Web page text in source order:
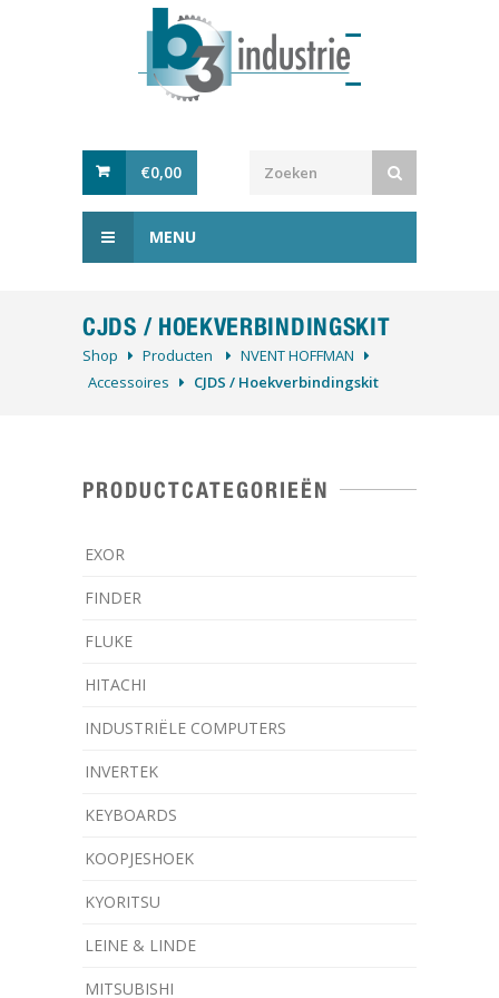
€0,00
MENU
CJDS / HOEKVERBINDINGSKIT
Shop Producten
NVENT HOFFMAN
Accessoires
CJDS / Hoekverbindingskit
PRODUCTCATEGORIEËN
EXOR
FINDER
FLUKE
HITACHI
INDUSTRIËLE COMPUTERS
INVERTEK
KEYBOARDS
KOOPJESHOEK
KYORITSU
LEINE & LINDE
MITSUBISHI